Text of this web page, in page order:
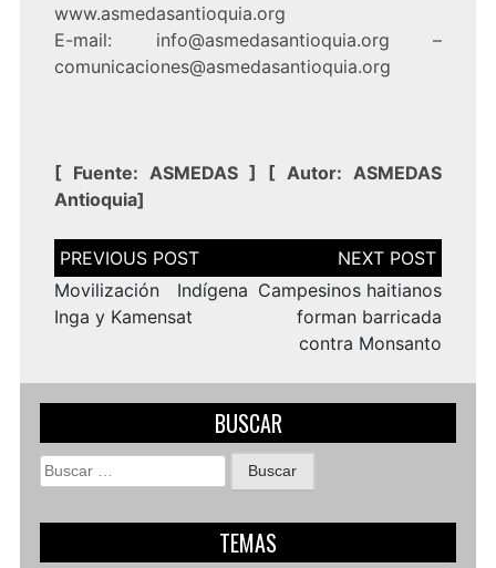
www.asmedasantioquia.org
E-mail: info@asmedasantioquia.org –
comunicaciones@asmedasantioquia.org
[ Fuente: ASMEDAS] [Autor: ASMEDAS
Antioquia]
Navegación
de
entradas
Movilización Indígena
Inga y Kamensat
Campesinos haitianos
forman barricada
contra Monsanto
BUSCAR
Buscar:
TEMAS